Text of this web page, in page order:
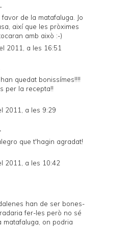
de la matafaluga. Jo
així que les pròximes
amb això :-)
2011, a les 16:51
quedat bonissímes!!!!
per la recepta!!
2011, a les 9:29
que t'hagin agradat!
2011, a les 10:42
han de ser bones-
fer-les però no sé
matafaluga, on podria